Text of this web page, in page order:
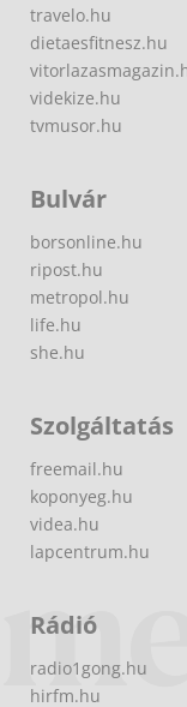
travelo.hu
dietaesfitnesz.hu
videkize.hu
tvmusor.hu
Bulvár
borsonline.hu
ripost.hu
metropol.hu
life.hu
she.hu
Szolgáltatás
freemail.hu
koponyeg.hu
videa.hu
lapcentrum.hu
Rádió
radio1gong.hu
hirfm.hu